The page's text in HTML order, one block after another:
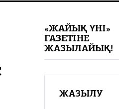
«ЖАЙЫҚ ҮНІ»
ГАЗЕТІНЕ
ЖАЗЫЛАЙЫҚ!
ЖАЗЫЛУ